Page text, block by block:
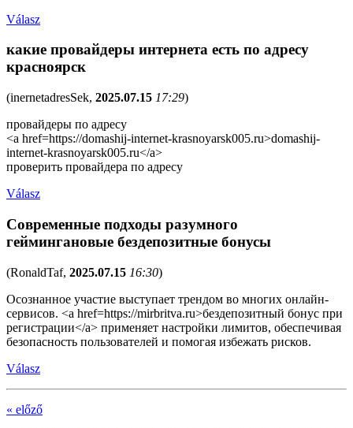
Válasz
какие провайдеры интернета есть по адресу
красноярск
(inernetadresSek, 2025.07.15 17:29)
провайдеры по адресу
<a href=https://domashij-internet-krasnoyarsk005.ru>domashij-
internet-krasnoyarsk005.ru</a>
проверить провайдера по адресу
Válasz
Современные подходы разумного
геймингановые бездепозитные бонусы
(RonaldTaf, 2025.07.15 16:30)
Осознанное участие выступает трендом во многих онлайн-
сервисов. <a href=https://mirbritva.ru>бездепозитный бонус при
регистрации</a> применяет настройки лимитов, обеспечивая
безопасность пользователей и помогая избежать рисков.
Válasz
« előző